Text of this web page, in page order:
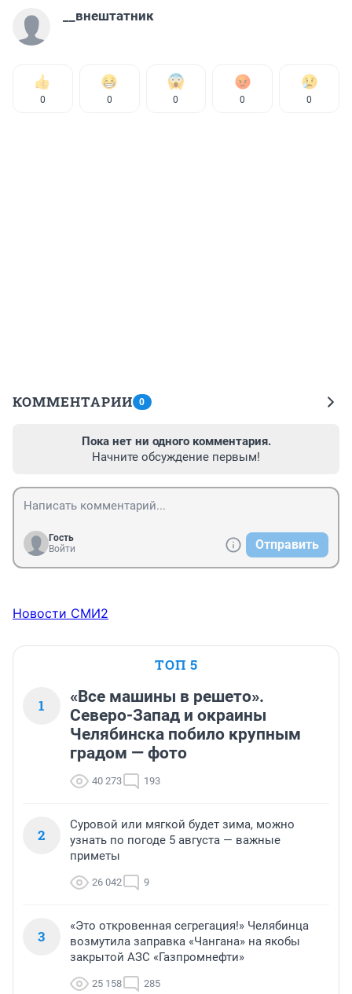
__внештатник
0 0 0 0 0
КОММЕНТАРИИ 0
Пока нет ни одного комментария.
Начните обсуждение первым!
Гость
Войти
Отправить
Новости СМИ2
ТОП 5
1
«Все машины в решето».
Северо-Запад и окраины
Челябинска побило крупным
градом — фото
40 273 193
2
Суровой или мягкой будет зима, можно
узнать по погоде 5 августа — важные
приметы
26 042 9
3
«Это откровенная сегрегация!» Челябинца
возмутила заправка «Чангана» на якобы
закрытой АЗС «Газпромнефти»
25 158 285